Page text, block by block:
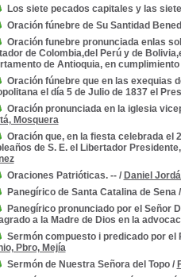
Los siete pecados capitales y las
Oración fúnebre de Su Santidad
Oración funebre pronunciada enlas
de Colombia,del Perú y de
de Antioquia, en
Oración fúnebre que en las exequias
el día 5 de Julio de 1837 el
Oración pronunciada en la iglesia
Mosquera
Oración que, en la fiesta celebrada el
de S. E. el Libertador
Oraciones Patrióticas. --/ Daniel
Panegírico de Santa Catalina de Sena/
Panegírico pronunciado por el Señor
a la Madre de Dios en la
Sermón compuesto i predicado por el
Pbro, Mejía
Sermón de Nuestra Señora del Topo /